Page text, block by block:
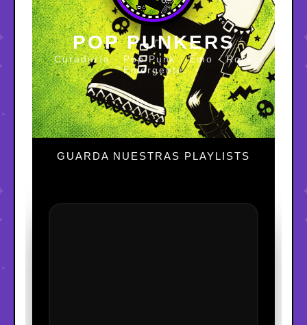
POP PUNKERS
Curaduría · Pop Punk · Emo · Rock
Emergente
GUARDA NUESTRAS PLAYLISTS